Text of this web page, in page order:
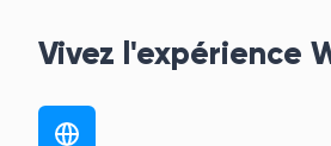
Vivez l'expérience